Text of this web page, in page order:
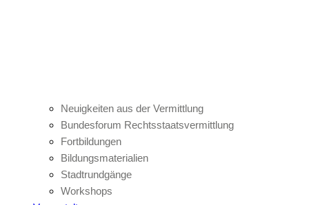
Neuigkeiten aus der Vermittlung
Bundesforum Rechtsstaatsvermittlung
Fortbildungen
Bildungsmaterialien
Stadtrundgänge
Workshops